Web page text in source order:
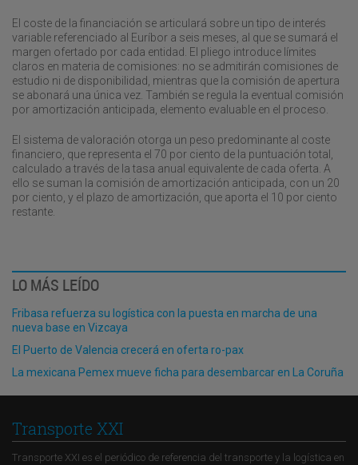
El coste de la financiación se articulará sobre un tipo de interés
variable referenciado al Euríbor a seis meses, al que se sumará el
margen ofertado por cada entidad. El pliego introduce límites
claros en materia de comisiones: no se admitirán comisiones de
estudio ni de disponibilidad, mientras que la comisión de apertura
se abonará una única vez. También se regula la eventual comisión
por amortización anticipada, elemento evaluable en el proceso.
El sistema de valoración otorga un peso predominante al coste
financiero, que representa el 70 por ciento de la puntuación total,
calculado a través de la tasa anual equivalente de cada oferta. A
ello se suman la comisión de amortización anticipada, con un 20
por ciento, y el plazo de amortización, que aporta el 10 por ciento
restante.
LO MÁS LEÍDO
Fribasa refuerza su logística con la puesta en marcha de una
nueva base en Vizcaya
El Puerto de Valencia crecerá en oferta ro-pax
La mexicana Pemex mueve ficha para desembarcar en La Coruña
Transporte XXI
Transporte XXI es el periódico de referencia del transporte y la logística en